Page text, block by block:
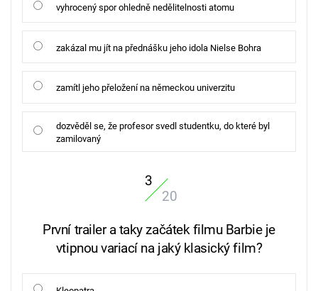
vyhrocený spor ohledně nedělitelnosti atomu
zakázal mu jít na přednášku jeho idola Nielse Bohra
zamítl jeho přeložení na německou univerzitu
dozvěděl se, že profesor svedl studentku, do které byl
zamilovaný
3
20
První trailer a taky začátek filmu Barbie je
vtipnou variací na jaký klasický film?